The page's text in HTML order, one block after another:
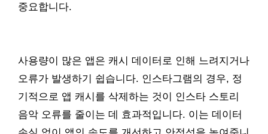
중요합니다.
사용량이 많은 앱은 캐시 데이터로 인해 느려지거나
오류가 발생하기 쉽습니다. 인스타그램의 경우, 정
기적으로 앱 캐시를 삭제하는 것이 인스타 스토리
음악 오류를 줄이는 데 효과적입니다. 이는 데이터